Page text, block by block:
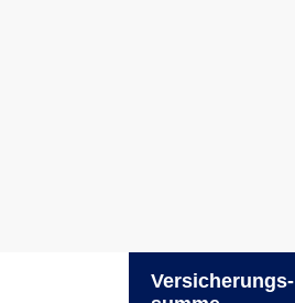
Versicherungs­